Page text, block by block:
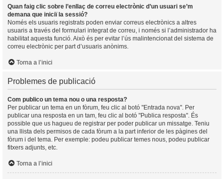
Quan faig clic sobre l’enllaç de correu electrònic d’un usuari se’m
demana que iniciï la sessió?
Només els usuaris registrats poden enviar correus electrònics a altres
usuaris a través del formulari integrat de correu, i només si l’administrador ha
habilitat aquesta funció. Això és per evitar l’ús malintencionat del sistema de
correu electrònic per part d’usuaris anònims.
Torna a l’inici
Problemes de publicació
Com publico un tema nou o una resposta?
Per publicar un tema en un fòrum, feu clic al botó "Entrada nova". Per
publicar una resposta en un tam, feu clic al botó "Publica resposta". És
possible que us hagueu de registrar per poder publicar un missatge. Teniu
una llista dels permisos de cada fòrum a la part inferior de les pàgines del
fòrum i del tema. Per exemple: podeu publicar temes nous, podeu publicar
fitxers adjunts, etc.
Torna a l’inici